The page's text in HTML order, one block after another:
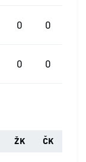
0 0
0 0
ŽK ČK